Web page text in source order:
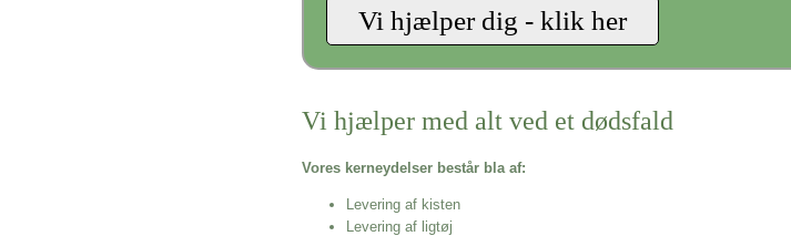
Vi hjælper med alt ved et dødsfald
Vores kerneydelser består bla af:
Levering af kisten
Levering af ligtøj